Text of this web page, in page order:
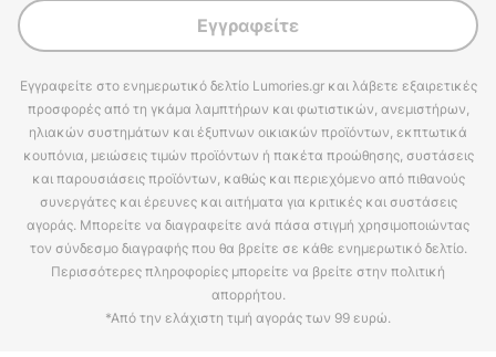
Εγγραφείτε
Εγγραφείτε στο ενημερωτικό δελτίο Lumories.gr και λάβετε εξαιρετικές
προσφορές από τη γκάμα λαμπτήρων και φωτιστικών, ανεμιστήρων,
ηλιακών συστημάτων και έξυπνων οικιακών προϊόντων, εκπτωτικά
κουπόνια, μειώσεις τιμών προϊόντων ή πακέτα προώθησης, συστάσεις
και παρουσιάσεις προϊόντων, καθώς και περιεχόμενο από πιθανούς
συνεργάτες και έρευνες και αιτήματα για κριτικές και συστάσεις
αγοράς. Μπορείτε να διαγραφείτε ανά πάσα στιγμή χρησιμοποιώντας
τον σύνδεσμο διαγραφής που θα βρείτε σε κάθε ενημερωτικό δελτίο.
Περισσότερες πληροφορίες μπορείτε να βρείτε στην πολιτική
απορρήτου.
*Από την ελάχιστη τιμή αγοράς των 99 ευρώ.